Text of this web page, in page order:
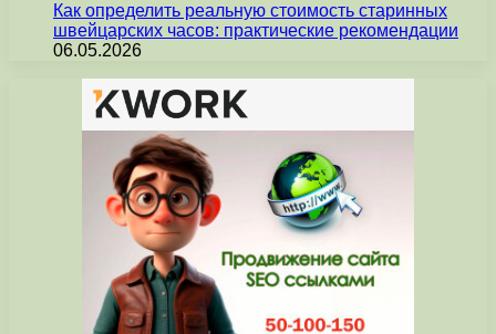
Как определить реальную стоимость старинных
швейцарских часов: практические рекомендации
06.05.2026